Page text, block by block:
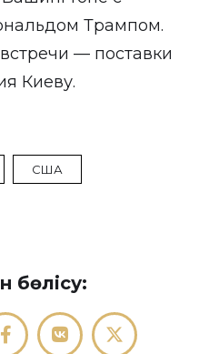
Трампом.
— поставки
Киеву.
США
бөлісу: